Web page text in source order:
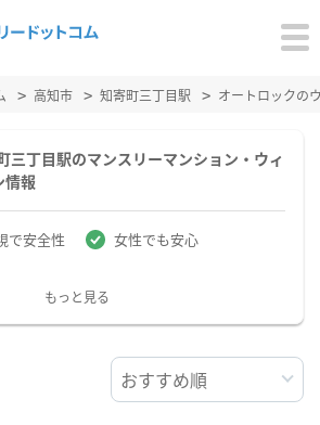
高知市 知寄町三丁目駅 オートロックの
三丁目駅のマンスリーマンション・ウィ
情報
で安全性
女性でも安心
もっと見る